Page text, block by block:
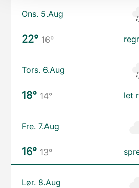
Ons. 5.Aug
22° 16°
Tors. 6.Aug
18° 14° let
Fre. 7.Aug
16° 13°
Lør. 8.Aug